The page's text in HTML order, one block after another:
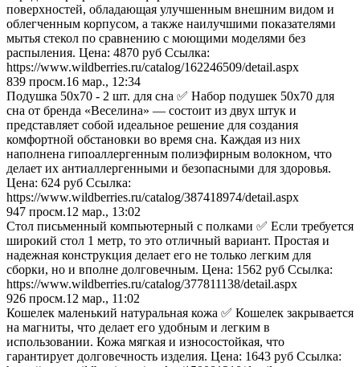
поверхностей, обладающая улучшенным внешним видом и
облегченным корпусом, а также наилучшими показателями
мытья стекол по сравнению с моющими моделями без
распыления. Цена: 4870 руб Ссылка:
https://www.wildberries.ru/catalog/162246509/detail.aspx
839 просм.16 мар., 12:34
Подушка 50х70 - 2 шт. для сна ✅ Набор подушек 50х70 для
сна от бренда «Веселина» — состоит из двух штук и
представляет собой идеальное решение для создания
комфортной обстановки во время сна. Каждая из них
наполнена гипоаллергенным полиэфирным волокном, что
делает их антиаллергенными и безопасными для здоровья.
Цена: 624 руб Ссылка:
https://www.wildberries.ru/catalog/387418974/detail.aspx
947 просм.12 мар., 13:02
Стол письменный компьютерный с полками ✅ Если требуется
широкий стол 1 метр, то это отличный вариант. Простая и
надежная конструкция делает его не только легким для
сборки, но и вполне долговечным. Цена: 1562 руб Ссылка:
https://www.wildberries.ru/catalog/377811138/detail.aspx
926 просм.12 мар., 11:02
Кошелек маленький натуральная кожа ✅ Кошелек закрывается
на магниты, что делает его удобным и легким в
использовании. Кожа мягкая и износостойкая, что
гарантирует долговечность изделия. Цена: 1643 руб Ссылка: